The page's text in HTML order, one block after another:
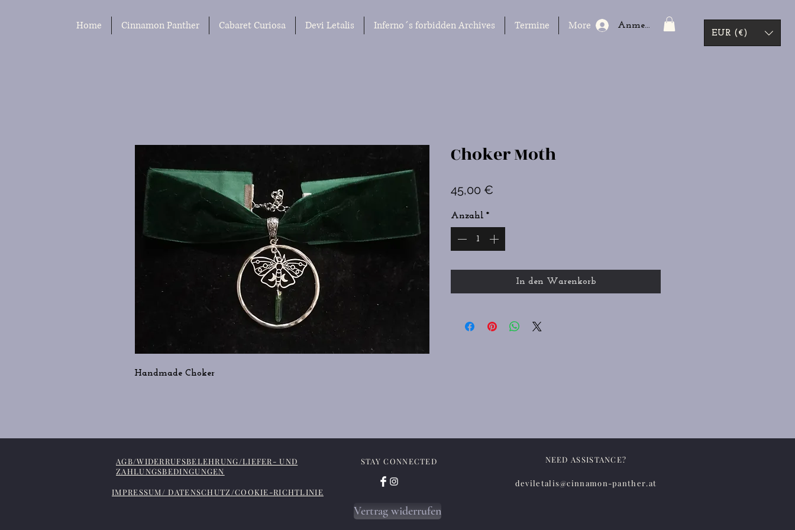
Home Cinnamon Panther Cabaret Curiosa Devi Letalis Inferno´s forbidden Archives Termine More Anmelden
EUR (€)
Handmade Choker
Choker Moth
45,00 €
Anzahl *
In den Warenkorb
STAY CONNECTED
AGB/WIDERRUFSBELEHRUNG/LIEFER- UND
ZAHLUNGSBEDINGUNGEN
IMPRESSUM/ DATENSCHUTZ/COOKIE-RICHTLINIE
Vertrag widerrufen
NEED ASSISTANCE?
deviletalis@cinnamon-panther.at